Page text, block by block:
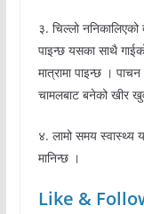
३. चिल्लो ननिकालिएको
पाइन्छ यसका साथै गाईको
मात्रामा पाइन्छ ।
चामलबाट बनेको खीर
४. लामो समय स्वास्थ्य
मानिन्छ ।
Like &